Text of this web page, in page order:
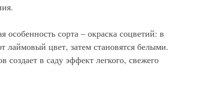
особенность сорта – окраска соцветий: в
лаймовый цвет, затем становятся белыми.
создает в саду эффект легкого, свежего